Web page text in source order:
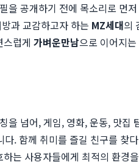
공개하기 전에 목소리로 먼
과 교감하고자 하는 MZ세대의
럽게 가벼운만남으로 이어지
넘어, 게임, 영화, 운동, 맛집
. 함께 취미를 즐길 친구를 찾
는 사용자들에게 최적의 환경